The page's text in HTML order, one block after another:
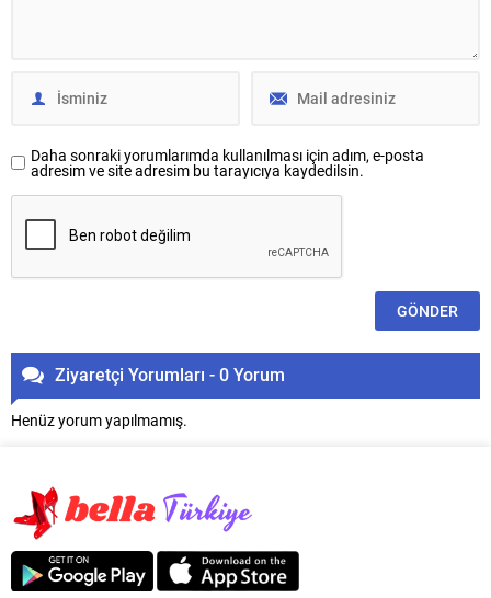
Daha sonraki yorumlarımda kullanılması için adım, e-posta
adresim ve site adresim bu tarayıcıya kaydedilsin.
Ziyaretçi Yorumları - 0 Yorum
Henüz yorum yapılmamış.